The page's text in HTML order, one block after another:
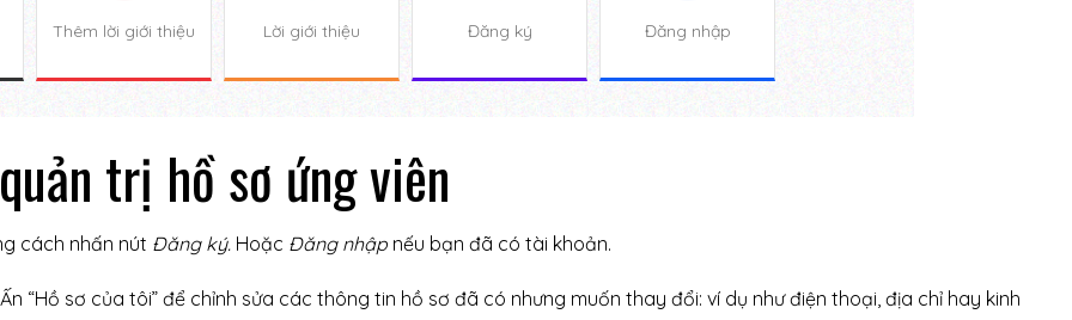
Thêm lời giới thiệu Lời giới thiệu Đăng ký Đăng nhập
trị hồ sơ ứng viên
cách nhấn nút Đăng ký. Hoặc Đăng nhập nếu bạn đã có tài khoản.
“Hồ sơ của tôi” để chỉnh sửa các thông tin hồ sơ đã có nhưng muốn thay đổi: ví dụ như điện thoại, địa chỉ hay kinh